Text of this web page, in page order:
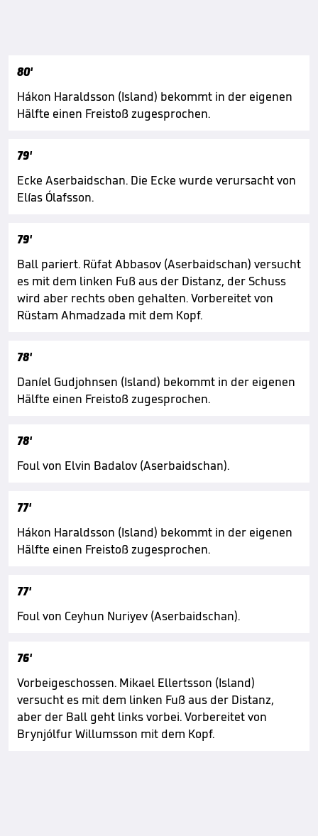
80'
Hákon Haraldsson (Island) bekommt in der eigenen
Hälfte einen Freistoß zugesprochen.
79'
Ecke Aserbaidschan. Die Ecke wurde verursacht von
Elías Ólafsson.
79'
Ball pariert. Rüfat Abbasov (Aserbaidschan) versucht
es mit dem linken Fuß aus der Distanz, der Schuss
wird aber rechts oben gehalten. Vorbereitet von
Rüstam Ahmadzada mit dem Kopf.
78'
Daníel Gudjohnsen (Island) bekommt in der eigenen
Hälfte einen Freistoß zugesprochen.
78'
Foul von Elvin Badalov (Aserbaidschan).
77'
Hákon Haraldsson (Island) bekommt in der eigenen
Hälfte einen Freistoß zugesprochen.
77'
Foul von Ceyhun Nuriyev (Aserbaidschan).
76'
Vorbeigeschossen. Mikael Ellertsson (Island)
versucht es mit dem linken Fuß aus der Distanz,
aber der Ball geht links vorbei. Vorbereitet von
Brynjólfur Willumsson mit dem Kopf.